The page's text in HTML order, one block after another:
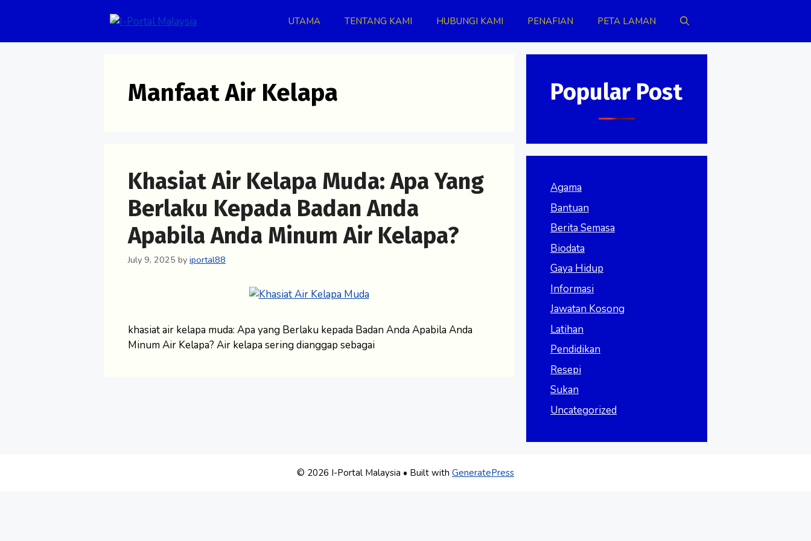
UTAMA TENTANG KAMI HUBUNGI KAMI PENAFIAN PETA LAMAN
Manfaat Air Kelapa
Khasiat Air Kelapa Muda: Apa Yang
Berlaku Kepada Badan Anda
Apabila Anda Minum Air Kelapa?
July 9, 2025 by iportal88
khasiat air kelapa muda: Apa yang Berlaku kepada Badan Anda Apabila Anda
Minum Air Kelapa? Air kelapa sering dianggap sebagai
Popular Post
Agama
Bantuan
Berita Semasa
Biodata
Gaya Hidup
Informasi
Jawatan Kosong
Latihan
Pendidikan
Resepi
Sukan
Uncategorized
© 2026 I-Portal Malaysia • Built with GeneratePress